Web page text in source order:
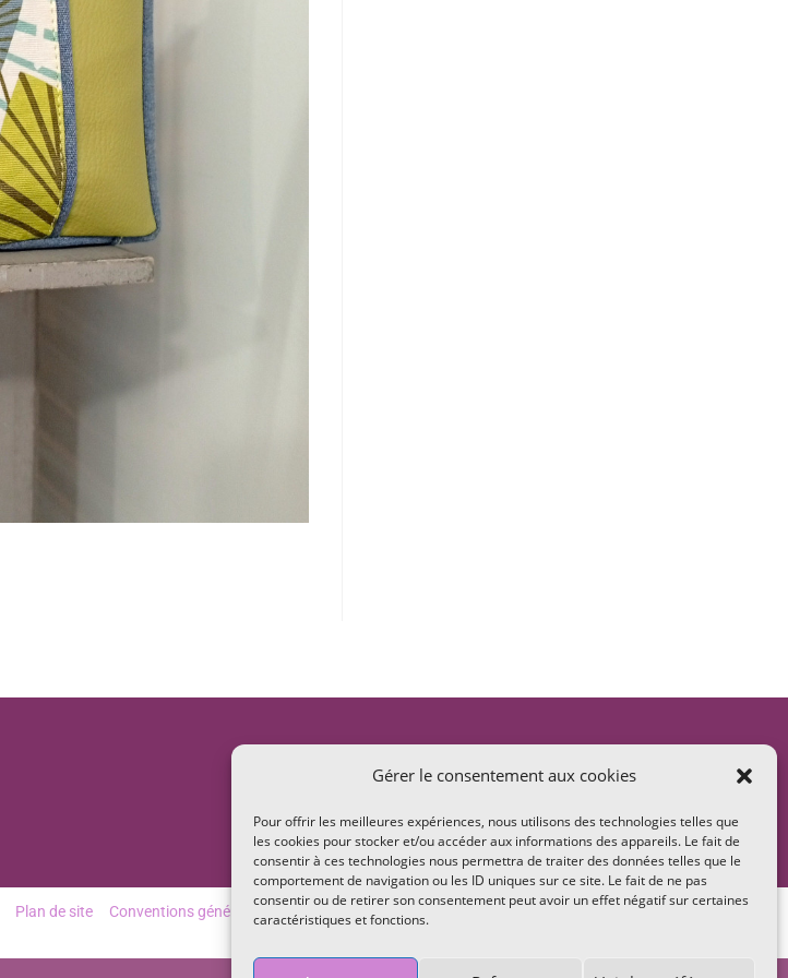
Gérer le consentement aux cookies
Pour offrir les meilleures expériences, nous utilisons des technologies telles que
les cookies pour stocker et/ou accéder aux informations des appareils. Le fait de
consentir à ces technologies nous permettra de traiter des données telles que le
comportement de navigation ou les ID uniques sur ce site. Le fait de ne pas
consentir ou de retirer son consentement peut avoir un effet négatif sur certaines
caractéristiques et fonctions.
Plan de site Conventions générales de ventes